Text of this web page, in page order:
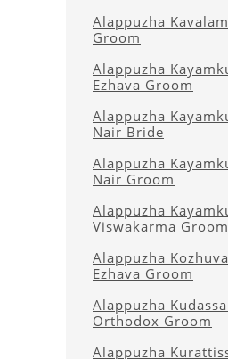
Alappuzha
Groom
Alappuzha
Ezhava Groom
Alappuzha
Nair Bride
Alappuzha
Nair Groom
Alappuzha
Viswakarma Groom
Alappuzha
Ezhava Groom
Alappuzha
Orthodox Groom
Alappuzha